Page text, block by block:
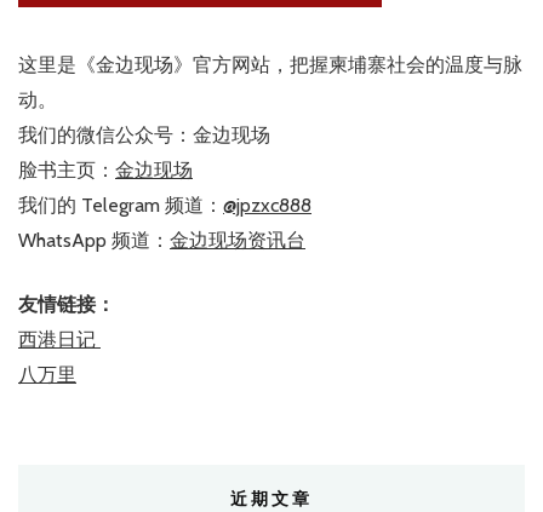
这里是《金边现场》官方网站，把握柬埔寨社会的温度与脉
动。
我们的微信公众号：金边现场
脸书主页： 金边现场
我们的 Telegram 频道： @jpzxc888
WhatsApp 频道： 金边现场资讯台
友情链接：
西港日记
八万里
近期文章